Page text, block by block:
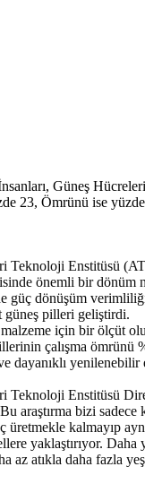
Teknoloji Enstitüsü
önemli bir dönüm
güç dönüşüm
pilleri geliştirdi.
için bir ölçüt
çalışma ömrünü
dayanıklı
Teknoloji Enstitüsü
araştırma bizi sadece
üretmekle kalmayıp
yaklaştırıyor.
az atıkla daha fazla